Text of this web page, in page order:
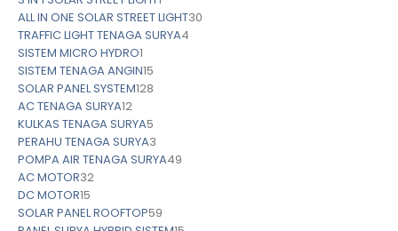
ALL IN ONE SOLAR STREET LIGHT30
TRAFFIC LIGHT TENAGA SURYA4
SISTEM MICRO HYDRO1
SISTEM TENAGA ANGIN15
SOLAR PANEL SYSTEM128
AC TENAGA SURYA12
KULKAS TENAGA SURYA5
PERAHU TENAGA SURYA3
POMPA AIR TENAGA SURYA49
AC MOTOR32
DC MOTOR15
SOLAR PANEL ROOFTOP59